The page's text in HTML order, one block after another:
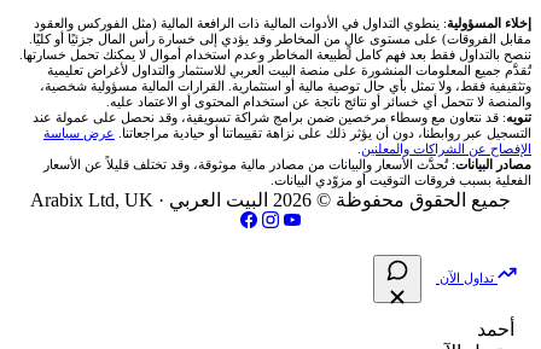
اكس تي بي XTB
انتراكتيف بروكرز IBKR
شركات تداول في الأردن
شركات تداول في العراق
شركات تداول في فلسطين
🇶🇦 بورصة قطر
🇯🇴 بورصة عمّان
🇧🇭 بورصة البحرين
📊 حاسبة قيمة النقطة
💰 حاسبة ربح الفوركس
📌 حاسبة النقاط المحورية
📏 حاسبة حجم المركز
📈 حاسبة عائد التداول
✍️ اكتب تحليلك
🥇 سعر الذهب اليوم
🥇 أسعار الذهب والمعادن
💱 أسعار العملات والفوركس
💵 سعر الريال السعودي في مصر
📅 المؤشرات الاقتصادية
من نحن
تواصل معنا
فريق المؤلفين
مقالات تعليمية
سياسة تقييم الشركات
إخلاء المسؤولية: ينطوي التداول في الأدوات المالية ذات الرافعة المالية (مثل الفوركس والعقود
مقابل الفروقات) على مستوى عالٍ من المخاطر وقد يؤدي إلى خسارة رأس المال جزئيًا أو كليًا.
ننصح بالتداول فقط بعد فهم كامل لطبيعة المخاطر وعدم استخدام أموال لا يمكنك تحمل خسارتها.
تُقدَّم جميع المعلومات المنشورة على منصة البيت العربي للاستثمار والتداول لأغراض تعليمية
وتثقيفية فقط، ولا تمثل بأي حال توصية مالية أو استثمارية. القرارات المالية مسؤولية شخصية،
والمنصة لا تتحمل أي خسائر أو نتائج ناتجة عن استخدام المحتوى أو الاعتماد عليه.
تنويه: قد نتعاون مع وسطاء مرخصين ضمن برامج شراكة تسويقية، وقد نحصل على عمولة عند
التسجيل عبر روابطنا، دون أن يؤثر ذلك على نزاهة تقييماتنا أو حيادية مراجعاتنا. عرض سياسة
الإفصاح عن الشراكات والمعلنين
مصادر البيانات: تُحدَّث الأسعار والبيانات من مصادر مالية موثوقة، وقد تختلف قليلاً عن الأسعار
الفعلية بسبب فروقات التوقيت أو مزوّدي البيانات.
جميع الحقوق محفوظة © 2026 البيت العربي · Arabix Ltd, UK
تداول الآن
أحمد